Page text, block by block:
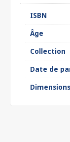
ISBN
Âge
Collection
Date de